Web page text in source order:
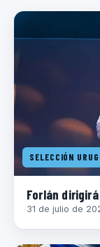
SELECCIÓN
Forlán
31 de julio de